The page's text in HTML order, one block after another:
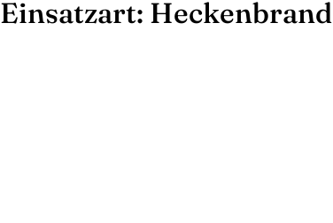
Einsatzart: Heckenbrand